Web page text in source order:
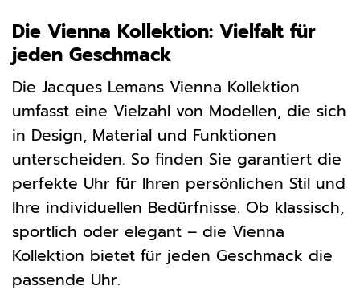
Die Vienna Kollektion: Vielfalt für
jeden Geschmack
Die Jacques Lemans Vienna Kollektion
umfasst eine Vielzahl von Modellen, die sich
in Design, Material und Funktionen
unterscheiden. So finden Sie garantiert die
perfekte Uhr für Ihren persönlichen Stil und
Ihre individuellen Bedürfnisse. Ob klassisch,
sportlich oder elegant – die Vienna
Kollektion bietet für jeden Geschmack die
passende Uhr.